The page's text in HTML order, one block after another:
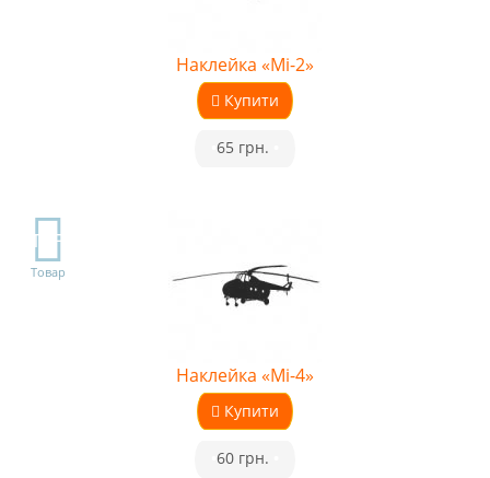
Наклейка «Мі-2»
Купити
65 грн.
TOP
Товар
Наклейка «Мі-4»
Купити
60 грн.